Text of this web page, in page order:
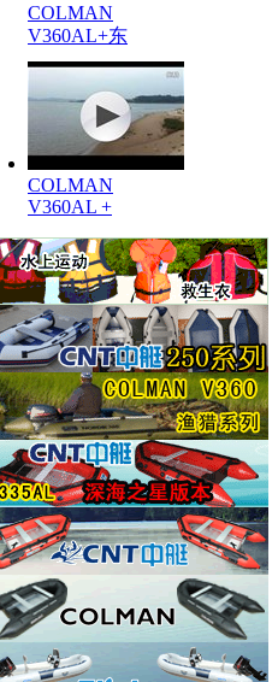
COLMAN
V360AL+东
COLMAN
V360AL +